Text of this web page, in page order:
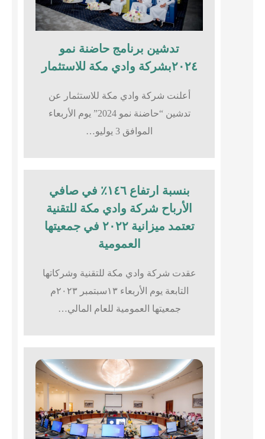
تدشين برنامج حاضنة نمو
٢٠٢٤بشركة وادي مكة للاستثمار
أعلنت شركة وادي مكة للاستثمار عن
تدشين “حاضنة نمو 2024” يوم الأربعاء
الموافق 3 يوليو…
بنسبة ارتفاع ١٤٦٪؜ في صافي
الأرباح شركة وادي مكة للتقنية
تعتمد ميزانية ٢٠٢٢ في جمعيتها
العمومية
عقدت شركة وادي مكة للتقنية وشركاتها
التابعة يوم الأربعاء ١٣سبتمبر ٢٠٢٣م
جمعيتها العمومية للعام المالي…